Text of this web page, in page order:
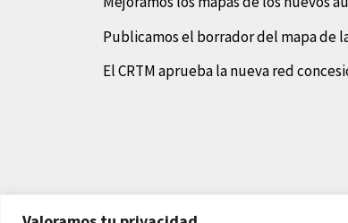
Rivas
Publicamos el borrador del mapa de
El CRTM aprueba la nueva red
©2023 Rivas Respira